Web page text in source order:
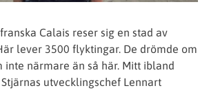
Calais reser sig en stad av
lever 3500 flyktingar. De drömde om
inte närmare än så här. Mitt ibland
utvecklingschef Lennart